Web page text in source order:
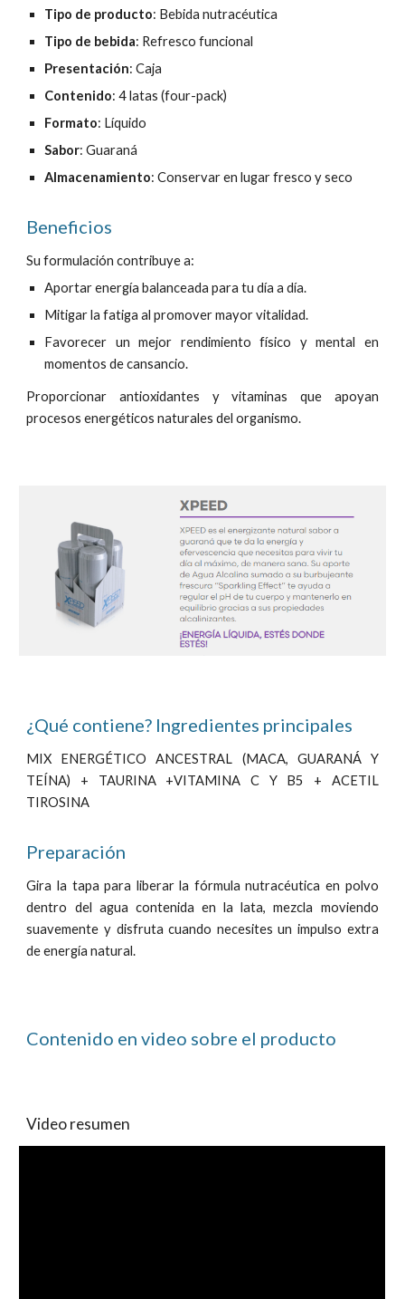
Tipo de producto: Bebida nutracéutica
Tipo de bebida: Refresco funcional
Presentación: Caja
Contenido:4latas (four-pack)
Formato: Líquido
Sabor:Guaraná
Almacenamiento: Conservar en lugar fresco y seco
Beneficios
Su formulación contribuye a:
Aportar energía balanceada para tu día a día.
Mitigarla fatigaal promover mayor vitalidad.
Favorecer un mejor rendimiento físico y mental en
momentos de cansancio.
Proporcionar antioxidantes y vitaminas que apoyan
procesos energéticos naturales del organismo.
¿Qué contiene? Ingredientes principales
MIX ENERGÉTICO ANCESTRAL (MACA, GUARANÁ Y
TEÍNA) + TAURINA +VITAMINA C Y B5 + ACETIL
TIROSINA
Preparación
Gira la tapa para liberar la fórmula nutracéutica en polvo
dentro del agua contenida en la lata, mezcla moviendo
suavemente y disfruta cuando necesites un impulso extra
de energía natural.
Contenido en video sobre el producto
Video resumen